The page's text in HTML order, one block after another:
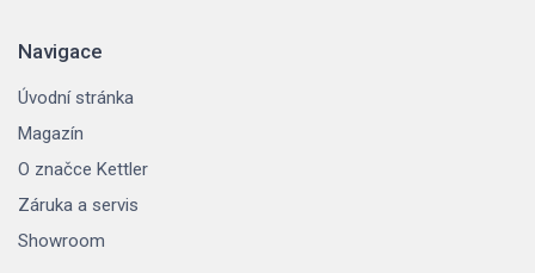
Navigace
Úvodní stránka
Magazín
O značce Kettler
Záruka a servis
Showroom